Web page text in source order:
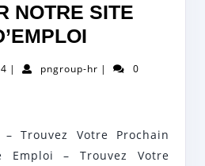
NOTRE SITE
VOTRE
SUR
NOTRE
25| pngroup-hrpngroup-
|
0
Trouvez Votre Prochain
Emploi – Trouvez Votre